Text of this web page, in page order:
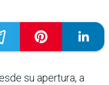
su apertura, a